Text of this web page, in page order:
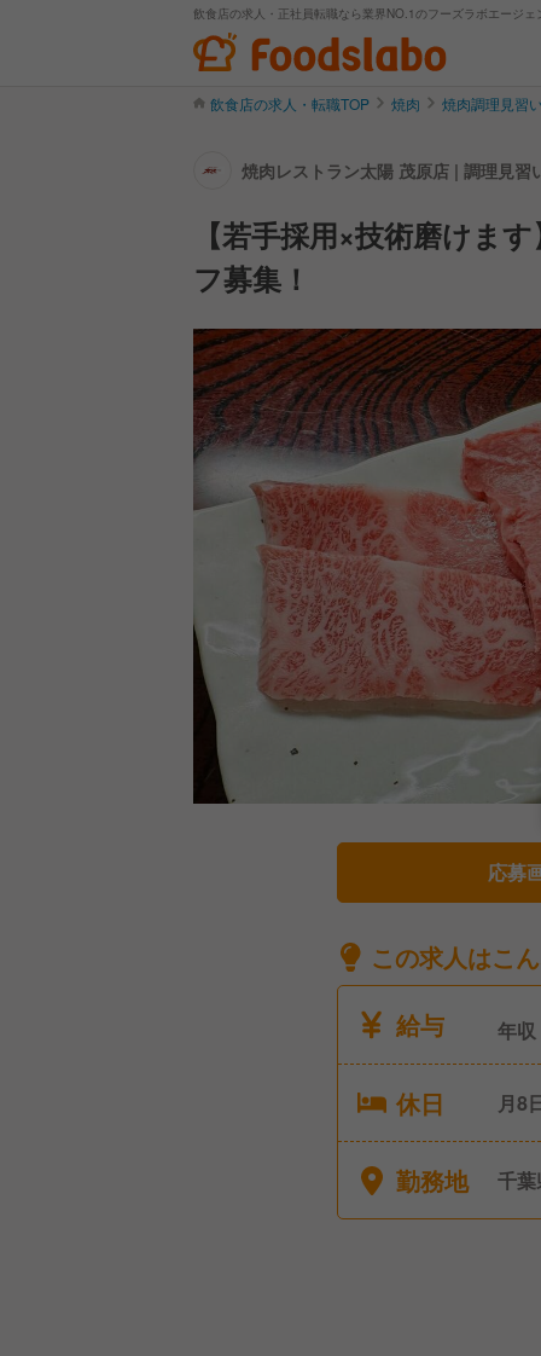
飲食店の求人・正社員転職なら業界NO.1のフーズラボエージェ
飲食店の求人・転職TOP 焼肉 焼肉調理見習
焼肉レストラン太陽 茂原店 | 調理見習
【若手採用×技術磨けま
フ募集！
応募
この求人はこ
給与
年収
休日
月8
勤務地 千